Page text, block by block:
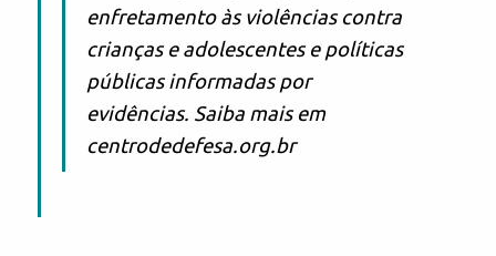
enfretamento às violências contra
crianças e adolescentes e políticas
públicas informadas por
evidências. Saiba mais em
centrodedefesa.org.br